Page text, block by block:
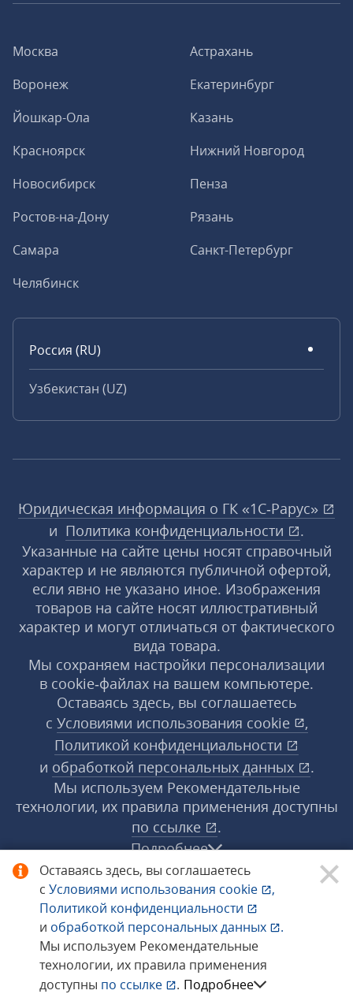
Оставаясь здесь, вы соглашаетесь
с Условиями использования cookie
,
Политикой конфиденциальности
и обработкой персональных данных
.
Мы используем Рекомендательные
технологии, их правила применения
доступны по ссылке . Подробнее
Москва
Астрахань
Воронеж
Екатеринбург
Йошкар-Ола
Казань
Красноярск
Нижний Новгород
Новосибирск
Пенза
Ростов-на-Дону
Рязань
Самара
Санкт-Петербург
Челябинск
Россия (RU)
Узбекистан (UZ)
Юридическая информация о ГК «1С‑Рарус»
и Политика конфиденциальности
.
Указанные на сайте цены носят справочный
характер и не являются публичной офертой,
если явно не указано иное. Изображения
товаров на сайте носят иллюстративный
характер и могут отличаться от фактического
вида товара.
Мы сохраняем настройки персонализации
в cookie‑файлах на вашем компьютере.
Оставаясь здесь, вы соглашаетесь
с Условиями использования cookie
,
Политикой конфиденциальности
и обработкой персональных данных
.
Мы используем Рекомендательные
технологии, их правила применения доступны
по ссылке
.
Подробнее
© 1998−2026 «1С‑Рарус» ®. Все права
защищены.
Сообщить об ошибке